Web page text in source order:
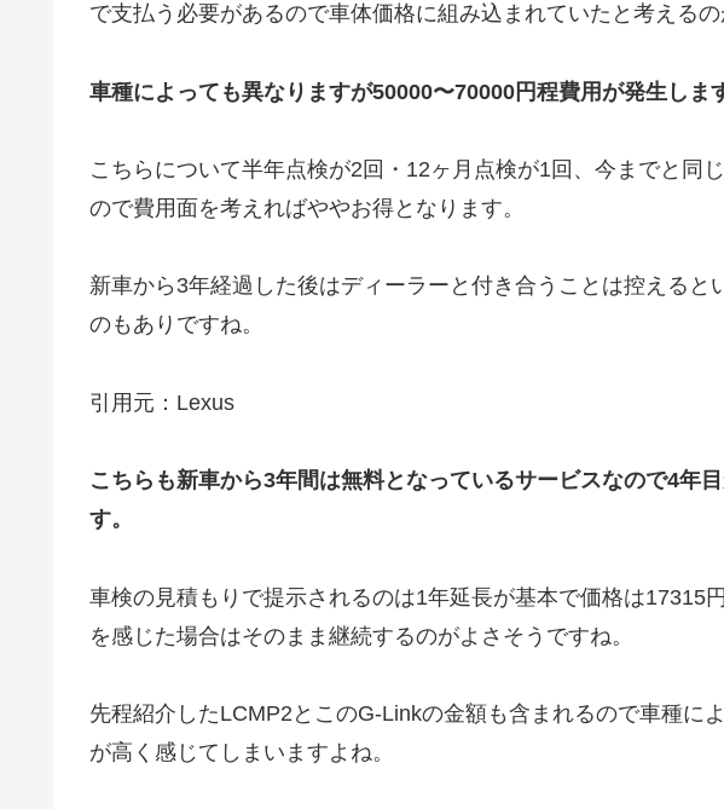
で支払う必要があるので車体価格に組み込まれていたと考えるの
車種によっても異なりますが50000〜70000円程費用が発生しま
こちらについて半年点検が2回・12ヶ月点検が1回、今までと同
ので費用面を考えればややお得となります。
新車から3年経過した後はディーラーと付き合うことは控えると
のもありですね。
引用元：Lexus
こちらも新車から3年間は無料となっているサービスなので4年
す。
車検の見積もりで提示されるのは1年延長が基本で価格は17315
を感じた場合はそのまま継続するのがよさそうですね。
先程紹介したLCMP2とこのG-Linkの金額も含まれるので車種に
が高く感じてしまいますよね。